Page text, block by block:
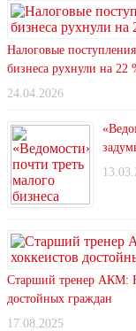
Налоговые
бизнеса рухнули на 22
24.04.2026
Старший тренер АКМ:
достойных граждан
17.08.2025